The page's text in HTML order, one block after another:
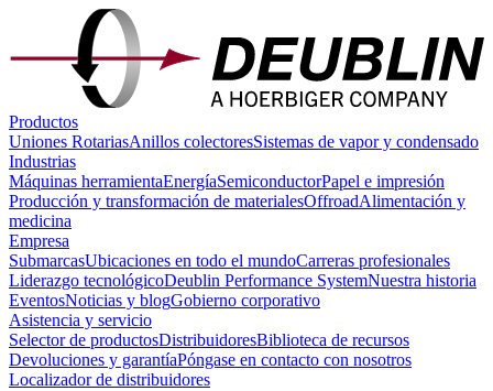
Productos
Uniones RotariasAnillos colectoresSistemas de vapor y condensado
Industrias
Máquinas herramientaEnergíaSemiconductorPapel e impresión
Producción y transformación de materialesOffroadAlimentación y
medicina
Empresa
SubmarcasUbicaciones en todo el mundoCarreras profesionales
Liderazgo tecnológicoDeublin Performance SystemNuestra historia
EventosNoticias y blogGobierno corporativo
Asistencia y servicio
Selector de productosDistribuidoresBiblioteca de recursos
Devoluciones y garantíaPóngase en contacto con nosotros
Localizador de distribuidores